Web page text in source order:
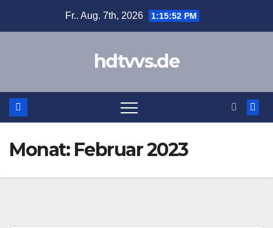
Fr.. Aug. 7th, 2026 1:15:52 PM
hdtvvs.de
Monat: Februar 2023